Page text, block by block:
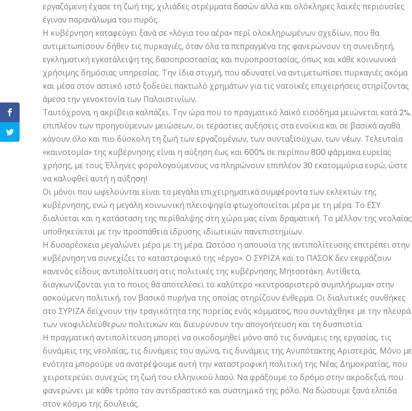
εργαζόμενη έχασε τη ζωή της, χιλιάδες στρέμματα δασών αλλά και ολόκληρες λαϊκές περιουσίες
έγιναν παρανάλωμα του πυρός.
Η κυβέρνηση καταφεύγει ξανά σε «λόγια του αέρα» περί ολοκληρωμένων σχεδίων, που θα
αντιμετωπίσουν δήθεν τις πυρκαγιές, όταν όλα τα πεπραγμένα της φανερώνουν τη συνειδητή,
εγκληματική εγκατάλειψη της δασοπροστασίας και πυροπροστασίας, όπως και κάθε κοινωνικά
χρήσιμης δημόσιας υπηρεσίας. Την ίδια στιγμή, που αδυνατεί να αντιμετωπίσει πυρκαγιές ακόμα
και μέσα στον αστικό ιστό ξοδεύει πακτωλό χρημάτων για τις νατοϊκές επιχειρήσεις στηρίζοντας
άμεσα την γενοκτονία των Παλαιστινίων.
Ταυτόχρονα, η ακρίβεια καλπάζει. Την ώρα που το πραγματικό λαϊκό εισόδημα μειώνεται κατά 2%,
επιπλέον των προηγούμενων μειώσεων, οι τεράστιες αυξήσεις στα ενοίκια και σε βασικά αγαθά
κάνουν όλο και πιο δύσκολη τη ζωή των εργαζομένων, των συνταξιούχων, των νέων. Τελευταία
«καινοτομία» της κυβέρνησης είναι η αύξηση έως και 600% σε περίπου 800 φάρμακα ευρείας
χρήσης, με τους Έλληνες φορολογούμενους να πληρώνουν επιπλέον 30 εκατομμύρια ευρώ, ώστε
να καλυφθεί αυτή η αύξηση!
Οι μόνοι που ωφελούνται είναι τα μεγάλα επιχειρηματικά συμφέροντα των εκλεκτών της
κυβέρνησης, ενώ η μεγάλη κοινωνική πλειοψηφία φτωχοποιείται μέρα με τη μέρα. Το ΕΣΥ
διαλύεται και η κατάσταση της περίθαλψης στη χώρα μας είναι δραματική. Το μέλλον της νεολαίας
υποθηκεύεται με την προσπάθεια ίδρυσης ιδιωτικών πανεπιστημίων.
Η δυσαρέσκεια μεγαλώνει μέρα με τη μέρα. Ωστόσο η απουσία της αντιπολίτευσης επιτρέπει στην
κυβέρνηση να συνεχίζει το καταστροφικό της «έργο». Ο ΣΥΡΙΖΑ και το ΠΑΣΟΚ δεν εκφράζουν
κανενός είδους αντιπολίτευση στις πολιτικές της κυβέρνησης Μητσοτάκη. Αντίθετα,
διαγκωνίζονται για το ποιος θα αποτελέσει το καλύτερο «κεντροαριστερό συμπλήρωμα» στην
ασκούμενη πολιτική, τον βασικό πυρήνα της οποίας στηρίζουν ένθερμα. Οι διαλυτικές συνθήκες
στο ΣΥΡΙΖΑ δείχνουν την τραγικότητα της πορείας ενός κόμματος, που συντάχθηκε με την πλευρά
των νεοφιλελεύθερων πολιτικών και διευρύνουν την απογοήτευση και τη δυσπιστία.
Η πραγματική αντιπολίτευση μπορεί να οικοδομηθεί μόνο από τις δυνάμεις της εργασίας, τις
δυνάμεις της νεολαίας, τις δυνάμεις του αγώνα, τις δυνάμεις της Ανυπότακτης Αριστεράς. Μόνο με
ενότητα μπορούμε να ανατρέψουμε αυτή την καταστροφική πολιτική της Νέας Δημοκρατίας, που
χειροτερεύει συνεχώς τη ζωή του ελληνικού λαού. Να φράξουμε το δρόμο στην ακροδεξιά, που
φανερώνει με κάθε τρόπο τον αντιδραστικό και συστημικό της ρόλο. Να δώσουμε ξανά ελπίδα
στον κόσμο της δουλειάς.